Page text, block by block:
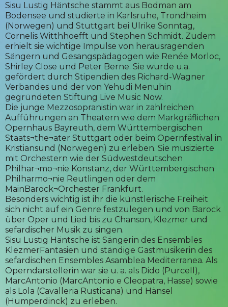
Sisu Lustig Häntsche stammt aus Bodman am
Bodensee und studierte in Karlsruhe, Trondheim
(Norwegen) und Stuttgart bei Ulrike Sonntag,
Cornelis Witthhoefft und Stephen Schmidt. Zudem
erhielt sie wichtige Impulse von herausragenden
Sängern und Gesangspädagogen wie Renée Morloc,
Shirley Close und Peter Berne. Sie wurde u.a.
gefördert durch Stipendien des Richard-Wagner
Verbandes und der von Yehudi Menuhin
gegründeten Stiftung Live Music Now.
Die junge Mezzosopranistin war in zahlreichen
Aufführungen an Theatern wie dem Markgräflichen
Opernhaus Bayreuth, dem Württembergischen
Staats¬the¬ater Stuttgart oder beim Opernfestival in
Kristiansund (Norwegen) zu erleben. Sie musizierte
mit Orchestern wie der Südwestdeutschen
Philhar¬mo¬nie Konstanz, der Württembergischen
Philharmo¬nie Reutlingen oder dem
MainBarock¬Orchester Frankfurt.
Besonders wichtig ist ihr die künstlerische Freiheit
sich nicht auf ein Genre festzulegen und von Barock
über Oper und Lied bis zu Chanson, Klezmer und
sefardischer Musik zu singen.
Sisu Lustig Häntsche ist Sängerin des Ensembles
KlezmerFantasien und ständige Gastmusikerin des
sefardischen Ensembles Asamblea Mediterranea. Als
Operndarstellerin war sie u. a. als Dido (Purcell),
MarcAntonio (MarcAntonio e Cleopatra, Hasse) sowie
als Lola (Cavalleria Rusticana) und Hänsel
(Humperdinck) zu erleben.